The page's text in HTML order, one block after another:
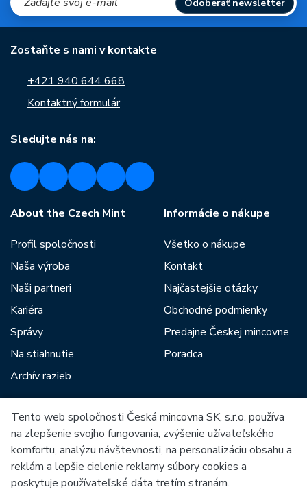
Odoberať newsletter
Zostaňte s nami v kontakte
+421 940 644 668
Kontaktný formulár
Sledujte nás na:
About the Czech Mint
Profil spoločnosti
Naša výroba
Naši partneri
Kariéra
Správy
Na stiahnutie
Archív razieb
Informácie o nákupe
Všetko o nákupe
Kontakt
Najčastejšie otázky
Obchodné podmienky
Predajne Českej mincovne
Poradca
Medzi našich partnerov patria:
Tento web spoločnosti Česká mincovna SK, s.r.o. používa
na zlepšenie svojho fungovania, zvýšenie užívateľského
komfortu, analýzu návštevnosti, na personalizáciu obsahu a
reklám a lepšie cielenie reklamy súbory cookies a
poskytuje používateľské dáta tretím stranám.